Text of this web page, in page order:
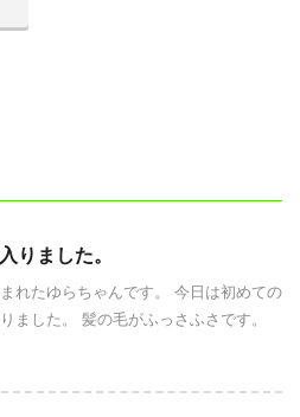
りました。
れたゆらちゃんです。 今日は初めての
ました。 髪の毛がふっさふさです。